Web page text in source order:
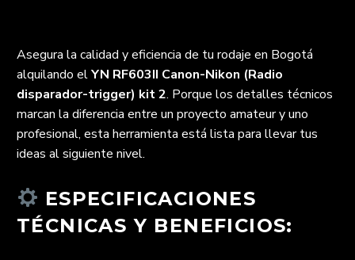
Asegura la calidad y eficiencia de tu rodaje en Bogotá
alquilando elYN RF603II Canon-Nikon (Radio
disparador-trigger) kit 2. Porque los detalles técnicos
marcan la diferencia entre un proyecto amateur y uno
profesional, esta herramienta está lista para llevar tus
ideas al siguiente nivel.
ESPECIFICACIONES
TÉCNICAS Y BENEFICIOS: